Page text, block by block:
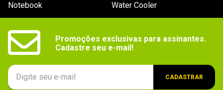
Notebook
Water Cooler
Promoções exclusivas para assinantes.
Cadastre seu e-mail!
CADASTRAR